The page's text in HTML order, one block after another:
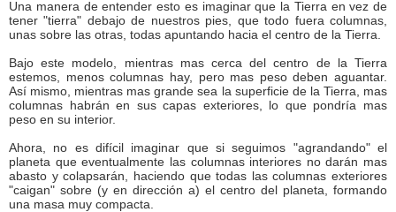
Una manera de entender esto es imaginar que la Tierra en vez de
tener "tierra" debajo de nuestros pies, que todo fuera columnas,
unas sobre las otras, todas apuntando hacia el centro de la Tierra.
Bajo este modelo, mientras mas cerca del centro de la Tierra
estemos, menos columnas hay, pero mas peso deben aguantar.
Así mismo, mientras mas grande sea la superficie de la Tierra, mas
columnas habrán en sus capas exteriores, lo que pondría mas
peso en su interior.
Ahora, no es difícil imaginar que si seguimos "agrandando" el
planeta que eventualmente las columnas interiores no darán mas
abasto y colapsarán, haciendo que todas las columnas exteriores
"caigan" sobre (y en dirección a) el centro del planeta, formando
una masa muy compacta.